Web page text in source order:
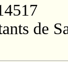
de